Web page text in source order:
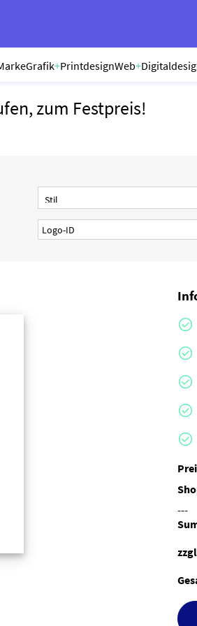
Grafik+PrintdesignWeb+
zum Festpreis!
---